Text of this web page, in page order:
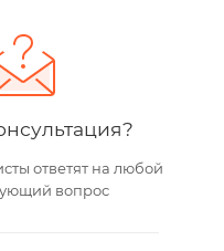
ответят на любой
вопрос